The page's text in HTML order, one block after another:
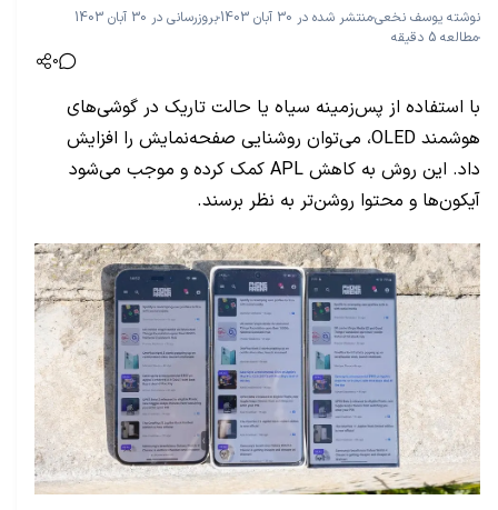
نوشته یوسف نخعیمنتشر شده در 30 آبان 1403
بروزرسانی در 30 آبان 1403
مطالعه 5 دقیقه
0
با استفاده از پس‌زمینه سیاه یا حالت تاریک در گوشی‌های
هوشمند OLED، می‌توان روشنایی صفحه‌نمایش را افزایش
داد. این روش به کاهش APL کمک کرده و موجب می‌شود
آیکون‌ها و محتوا روشن‌تر به نظر برسند.